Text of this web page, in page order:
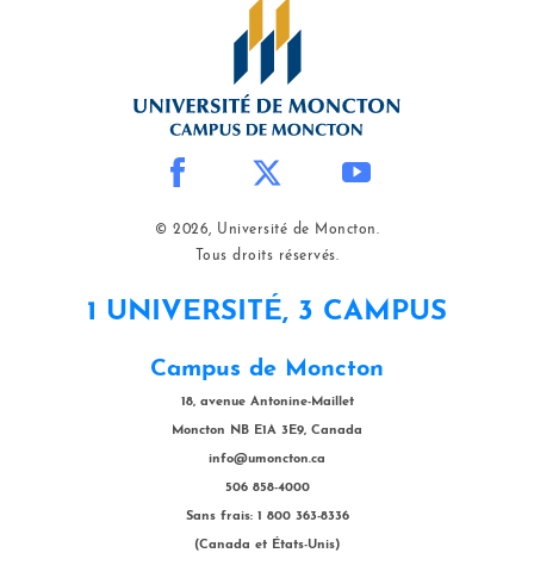
© 2026, Université de Moncton.
Tous droits réservés.
1 UNIVERSITÉ, 3 CAMPUS
Campus de Moncton
18, avenue Antonine-Maillet
Moncton NB E1A 3E9, Canada
info@umoncton.ca
506 858-4000
Sans frais: 1 800 363-8336
(Canada et États-Unis)